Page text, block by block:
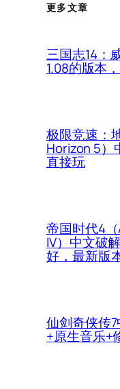
更多文章
三国志14：
1.08的版本
极限竞速：
Horizon 5）
直接玩
帝国时代4
IV）中文破
好，最新版
仙剑奇侠传7
+原生音乐+